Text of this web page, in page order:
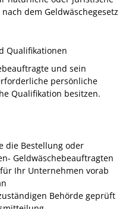
dem Geldwäschegesetz
Qualifikationen
und sein
persönliche
Qualifikation besitzen.
die Bestellung oder
Geldwäschebeauftragten
Ihr Unternehmen vorab
Behörde geprüft